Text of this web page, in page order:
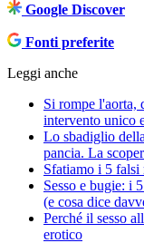
Google Discover
Fonti preferite
Leggi anche
Si rompe l'aorta,
intervento unico
Lo sbadiglio
pancia. La
Sfatiamo i 5 falsi
Sesso e bugie: i
(e cosa dice
Perché il sesso
erotico